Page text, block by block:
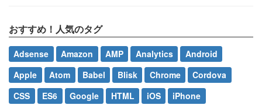
おすすめ！人気のタグ
Adsense Amazon AMP Analytics
Android
Apple
Atom Babel Blisk Chrome
Cordova
CSS
ES6 Google HTML iOS
iPhone